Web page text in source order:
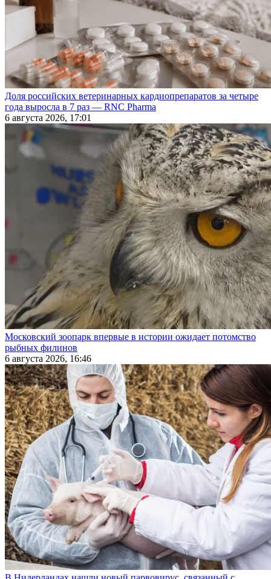
Доля российских ветеринарных кардиопрепаратов за четыре
года выросла в 7 раз — RNC Pharma
6 августа 2026, 17:01
Московский зоопарк впервые в истории ожидает потомство
рыбных филинов
6 августа 2026, 16:46